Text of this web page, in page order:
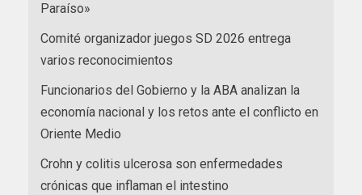
Paraíso»
Comité organizador juegos SD 2026 entrega
varios reconocimientos
Funcionarios del Gobierno y la ABA analizan la
economía nacional y los retos ante el conflicto en
Oriente Medio
Crohn y colitis ulcerosa son enfermedades
crónicas que inflaman el intestino